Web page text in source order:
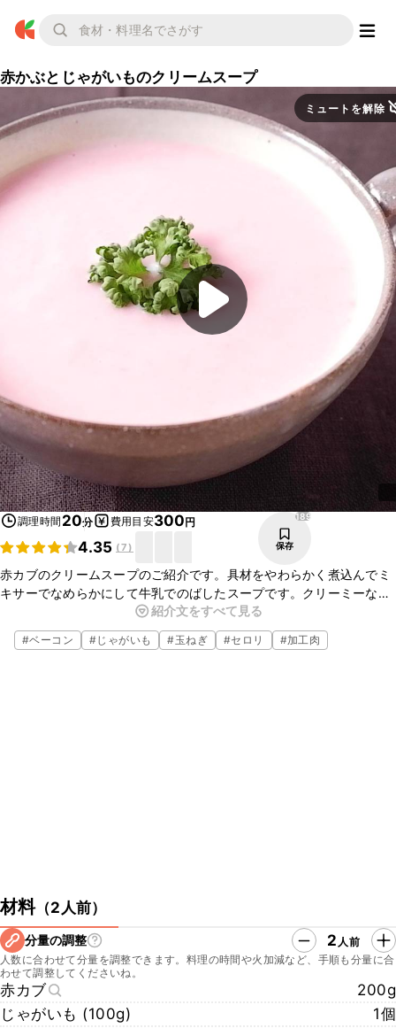
赤かぶとじゃがいものクリームスープ
ミュートを解除
調理時間 20分 費用目安300円
4.35 (7)
189
保存
赤カブのクリームスープのご紹介です。具材をやわらかく煮込んでミ
キサーでなめらかにして牛乳でのばしたスープです。クリーミーなや
さしい風味のクリームスープに仕上がります。赤カブを使用している
ので、ほんのり色づき見た目も華やかですよ。
紹介文をすべて見る
#ベーコン #じゃがいも #玉ねぎ #セロリ #加工肉
材料（2人前）
分量の調整 2 人前
人数に合わせて分量を調整できます。料理の時間や火加減など、手順も分量に合
わせて調整してくださいね。
赤カブ
200g
じゃがいも (100g)
1個